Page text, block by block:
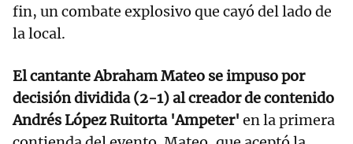
fin, un combate explosivo que cayó del lado de
la local.
El cantante Abraham Mateo se impuso por
decisión dividida (2-1) al creador de contenido
Andrés López Ruitorta 'Ampeter' en la primera